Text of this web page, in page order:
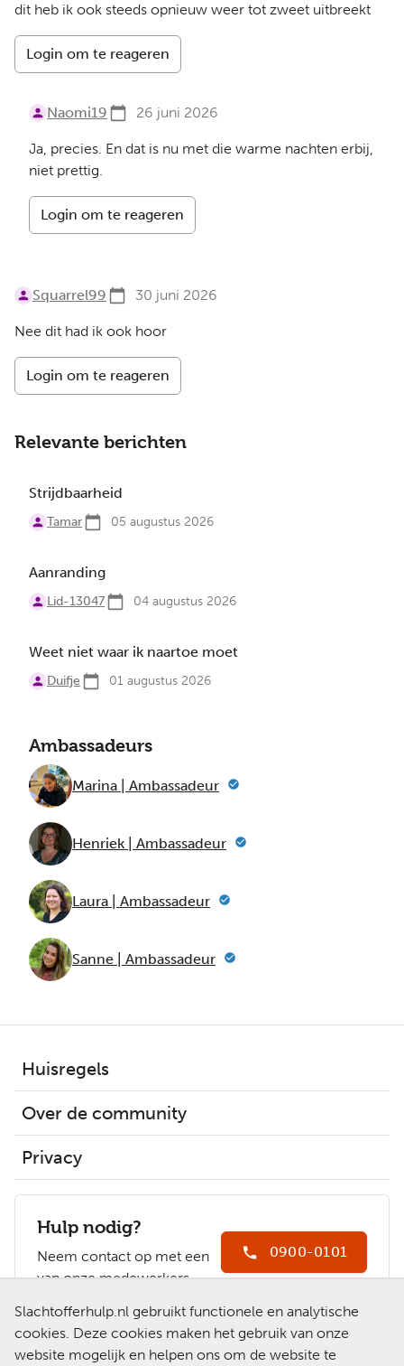
Slachtofferhulp.nl gebruikt functionele en analytische
cookies. Deze cookies maken het gebruik van onze
website mogelijk en helpen ons om de website te
dit heb ik ook steeds opnieuw weer tot zweet uitbreekt
Login om te reageren
Naomi19 26 juni 2026
Ja, precies. En dat is nu met die warme nachten erbij,
niet prettig.
Login om te reageren
Squarrel99 30 juni 2026
Nee dit had ik ook hoor
Login om te reageren
Relevante berichten
Strijdbaarheid
Tamar 05 augustus 2026
Aanranding
Lid-13047 04 augustus 2026
Weet niet waar ik naartoe moet
Duifje 01 augustus 2026
Ambassadeurs
Marina | Ambassadeur
Henriek | Ambassadeur
Laura | Ambassadeur
Sanne | Ambassadeur
Huisregels
Over de community
Privacy
Hulp nodig?
Neem contact op met een
van onze medewerkers.
0900-0101
Slachtofferhulp.nl
Chat met een